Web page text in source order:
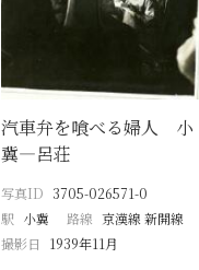
汽車弁を喰べる婦人 小
冀―呂荘
写真ID 3705-026571-0
駅 小冀 路線 京漢線 新開線
撮影日
1939年11月